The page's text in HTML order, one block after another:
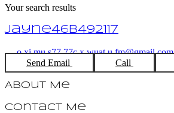
Your search results
jayne46b492117
o.xi.mu.s77.77c.x.wuat.u.fm@gmail.com
Send Email
Call
About Me
Contact Me